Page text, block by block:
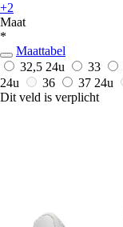
+2
Maat
*
Maattabel
32,5 24u 33
24u
36 37 24u
Dit veld is verplicht